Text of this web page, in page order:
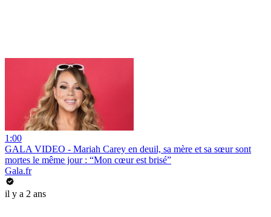
1:00
GALA VIDEO - Mariah Carey en deuil, sa mère et sa sœur sont
mortes le même jour : “Mon cœur est brisé”
Gala.fr
il y a 2 ans